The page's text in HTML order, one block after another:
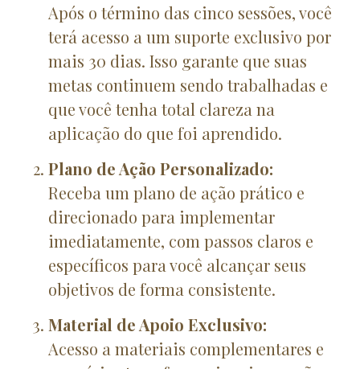
Após o término das cinco sessões, você
terá acesso a um suporte exclusivo por
mais 30 dias. Isso garante que suas
metas continuem sendo trabalhadas e
que você tenha total clareza na
aplicação do que foi aprendido.
Plano de Ação Personalizado:
Receba um plano de ação prático e
direcionado para implementar
imediatamente, com passos claros e
específicos para você alcançar seus
objetivos de forma consistente.
Material de Apoio Exclusivo:
Acesso a materiais complementares e